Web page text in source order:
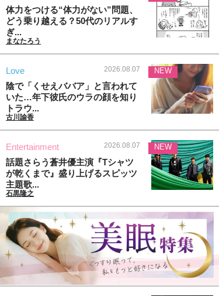
体力をつける“体力がない”問題、
どう乗り越える？50代のリアルす
ぎ...
まなたろう
Love 2026.08.07
陰で「くせえババア」と言われて
いた…年下彼氏のウラの顔を知り
トラウ...
古川諭香
NEW
Entertainment 2026.08.07
話題さらう蒼井優主演『Tシャツ
が乾くまで』盛り上げるスピッツ
主題歌...
石黒隆之
NEW